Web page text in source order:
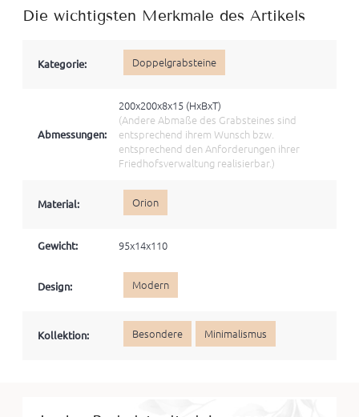
Die wichtigsten Merkmale des Artikels
Kategorie: Doppelgrabsteine
Abmessungen:
200x200x8x15 (HxBхT)
(Andere Abmaße des Grabsteines sind
entsprechend ihrem Wunsch bzw.
entsprechend den Anforderungen ihrer
Friedhofsverwaltung realisierbar.)
Material: Orion
Gewicht: 95x14x110
Design: Modern
Kollektion: Besondere Minimalismus